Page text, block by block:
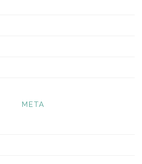
META